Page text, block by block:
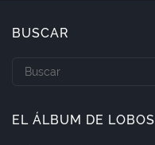
BUSCAR
EL ÁLBUM DE LOBOS